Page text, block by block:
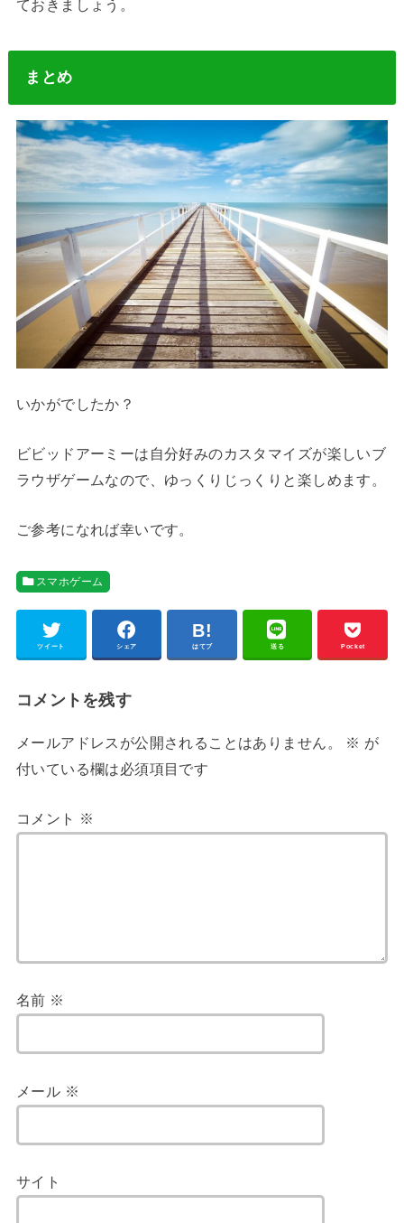
ておきましょう。
まとめ
いかがでしたか？
ビビッドアーミーは自分好みのカスタマイズが楽しいブ
ラウザゲームなので、ゆっくりじっくりと楽しめます。
ご参考になれば幸いです。
スマホゲーム
ツイート シェア はてブ 送る Pocket
コメントを残す
メールアドレスが公開されることはありません。 ※ が
付いている欄は必須項目です
コメント ※
名前 ※
メール ※
サイト